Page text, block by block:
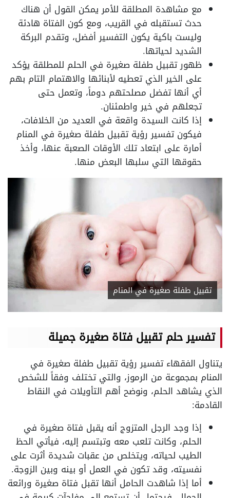
مع مشاهدة المطلقة للأمر يمكن القول أن هناك
حدث تستقبله في القريب، ومع كون الفتاة هادئة
وليست باكية يكون التفسير أفضل، وتقدم البركة
الشديد لحياتها.
ظهور تقبيل طفلة صغيرة في الحلم للمطلقة يؤكد
على الخير الذي تعطيه لأبنائها والاهتمام التام بهم
أي أنها تفضل مصلحتهم دوماً، وتعمل حتى
تجعلهم في خير واطمئنان.
إذا كانت السيدة واقعة في العديد من الخلافات،
فيكون تفسير رؤية تقبيل طفلة صغيرة في المنام
أمارة على ابتعاد تلك الأوقات الصعبة عنها، وأخذ
حقوقها التي سلبها البعض منها.
تقبيل طفلة صغيرة في المنام
تفسير حلم تقبيل فتاة صغيرة جميلة
يتناول الفقهاء تفسير رؤية تقبيل طفلة صغيرة في
المنام بمجموعة من الرموز، والتي تختلف وفقاً للشخص
الذي يشاهد الحلم، ونوضح أهم التأويلات في النقاط
القادمة:
إذا وجد الرجل المتزوج أنه يقبل فتاة صغيرة في
الحلم، وكانت تلعب معه وتبتسم إليه، فيأتي الحظ
الطيب لحياته، ويتخلص من عقبات شديدة أثرت على
نفسيته، وقد تكون في العمل أو بينه وبين الزوجة.
أما إذا شاهدت الحامل أنها تقبل فتاة صغيرة ورائعة